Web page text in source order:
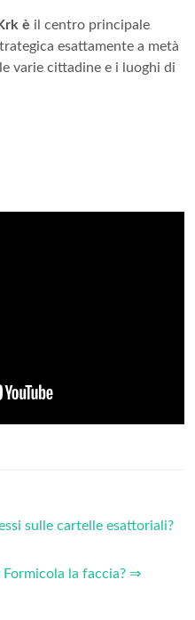
è il centro principale
esattamente a metà
varie cittadine e i luoghi di
sulle cartelle esattoriali?
la faccia? ⇒